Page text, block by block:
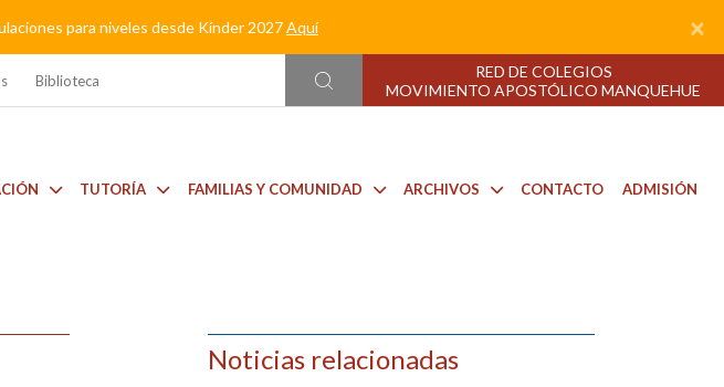
para niveles desde Kínder 2027Aquí ×
Biblioteca
RED DE COLEGIOS
MOVIMIENTO APOSTÓLICO MANQUEHUE
TUTORÍA FAMILIAS Y COMUNIDAD ARCHIVOS CONTACTO ADMISIÓN
Noticias relacionadas